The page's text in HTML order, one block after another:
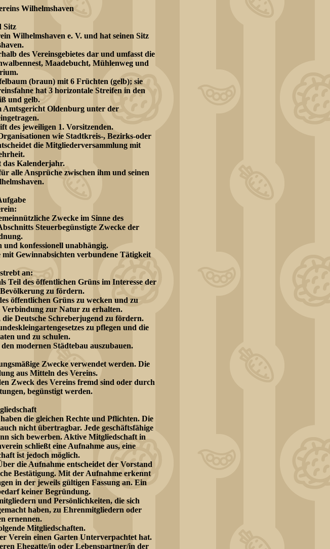
Wilhelmshaven
Sitz
Wilhelmshaven e. V. und hat seinen Sitz
des Vereinsgebietes dar und umfasst die
Maadebucht, Mühlenweg und
(braun) mit 6 Früchten (gelb); sie
hat 3 horizontale Streifen in den
und gelb.
Amtsgericht Oldenburg unter der
des jeweiligen 1. Vorsitzenden.
wie Stadtkreis-, Bezirks-oder
die Mitgliederversammlung mit
das Kalenderjahr.
alle Ansprüche zwischen ihm und seinen
Zwecke im Sinne des
Steuerbegünstigte Zwecke der
konfessionell unabhängig.
Gewinnabsichten verbundene Tätigkeit
an:
des öffentlichen Grüns im Interesse der
zu fördern.
öffentlichen Grüns zu wecken und zu
Verbindung zur Natur zu erhalten.
Deutsche Schreberjugend zu fördern.
zu pflegen und die
und zu schulen.
modernen Städtebau auszubauen.
Zwecke verwendet werden. Die
aus Mitteln des Vereins.
Zweck des Vereins fremd sind oder durch
begünstigt werden.
die gleichen Rechte und Pflichten. Die
nicht übertragbar. Jede geschäftsfähige
sich bewerben. Aktive Mitgliedschaft in
schließt eine Aufnahme aus, eine
ist jedoch möglich.
die Aufnahme entscheidet der Vorstand
Bestätigung. Mit der Aufnahme erkennt
in der jeweils gültigen Fassung an. Ein
keiner Begründung.
und Persönlichkeiten, die sich
haben, zu Ehrenmitgliedern oder
ernennen.
Mitgliedschaften.
Verein einen Garten Unterverpachtet hat.
Ehegatte/in oder Lebenspartner/in der